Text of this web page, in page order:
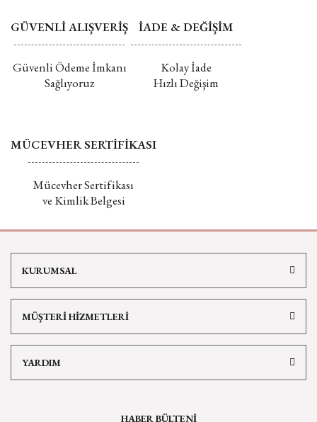
GÜVENLİ ALIŞVERİŞ
Güvenli Ödeme İmkanı
Sağlıyoruz
İADE & DEĞİŞİM
Kolay İade
Hızlı Değişim
MÜCEVHER SERTİFİKASI
Mücevher Sertifikası
ve Kimlik Belgesi
KURUMSAL
MÜŞTERİ HİZMETLERİ
YARDIM
HABER BÜLTENİ